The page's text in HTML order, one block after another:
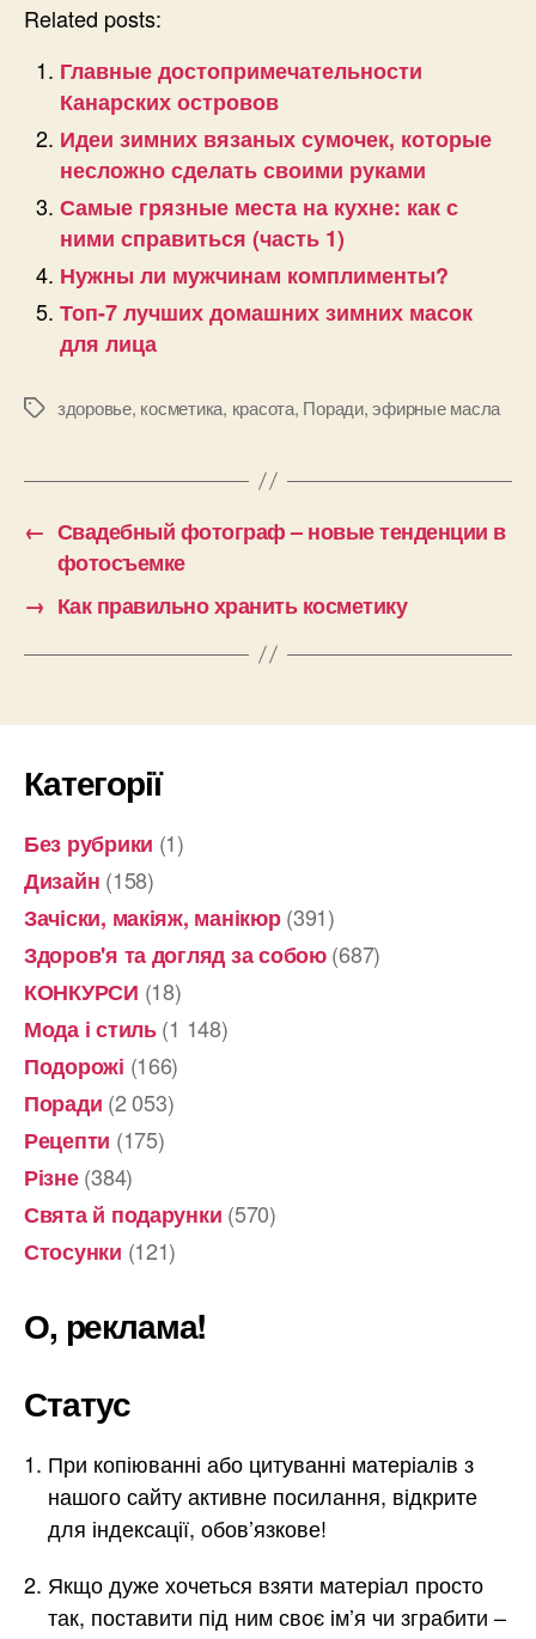
Related posts:
Главные достопримечательности
Канарских островов
Идеи зимних вязаных сумочек, которые
несложно сделать своими руками
Самые грязные места на кухне: как с
ними справиться (часть 1)
Нужны ли мужчинам комплименты?
Топ-7 лучших домашних зимних масок
для лица
Позначки
здоровье, косметика, красота, Поради,эфирные масла
← Свадебный фотограф – новые тенденции в
фотосъемке
→ Как правильно хранить косметику
Категорії
Без рубрики (1)
Дизайн (158)
Зачіски, макіяж, манікюр(391)
Здоров'я та догляд за собою(687)
КОНКУРСИ (18)
Мода і стиль(1 148)
Подорожі (166)
Поради (2 053)
Рецепти (175)
Різне(384)
Свята й подарунки (570)
Стосунки (121)
О, реклама!
Статус
При копіюванні або цитуванні матеріалів з
нашого сайту активне посилання, відкрите
для індексації, обов’язкове!
Якщо дуже хочеться взяти матеріал просто
так, поставити під ним своє ім’я чи зграбити –